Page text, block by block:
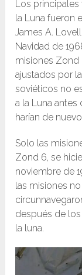
Los principales
la Luna fueron
James A.
Navidad de
misiones Zond
ajustados por
soviéticos no
a la Luna
harían de
Solo las
Zond 6, se
noviembre de
las misiones
después de
la luna.